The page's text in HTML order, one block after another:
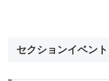
セクションイベント